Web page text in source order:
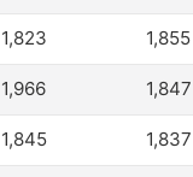
1,823 1,855
1,966 1,847
1,845 1,837